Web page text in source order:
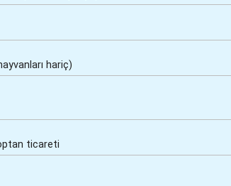
hariç)
ticareti